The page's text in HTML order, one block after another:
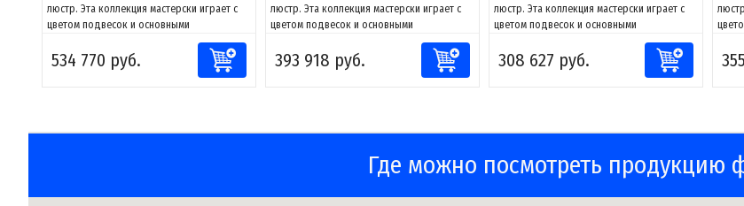
люстр. Эта коллекция мастерски играет с
цветом подвесок и основными
геометрическими формами, создавая
элегантные проекции теней и оттенков.
Кроме того, светильник обладает
534 770 руб.
люстр. Эта коллекция мастерски играет с
цветом подвесок и основными
геометрическими формами, создавая
элегантные проекции теней и оттенков.
Кроме того, светильник обладает
393 918 руб.
люстр. Эта коллекция мастерски играет с
цветом подвесок и основными
геометрическими формами, создавая
элегантные проекции теней и оттенков.
Кроме того, светильник обладает
308 627 руб.
Где можно посмотреть продукцию